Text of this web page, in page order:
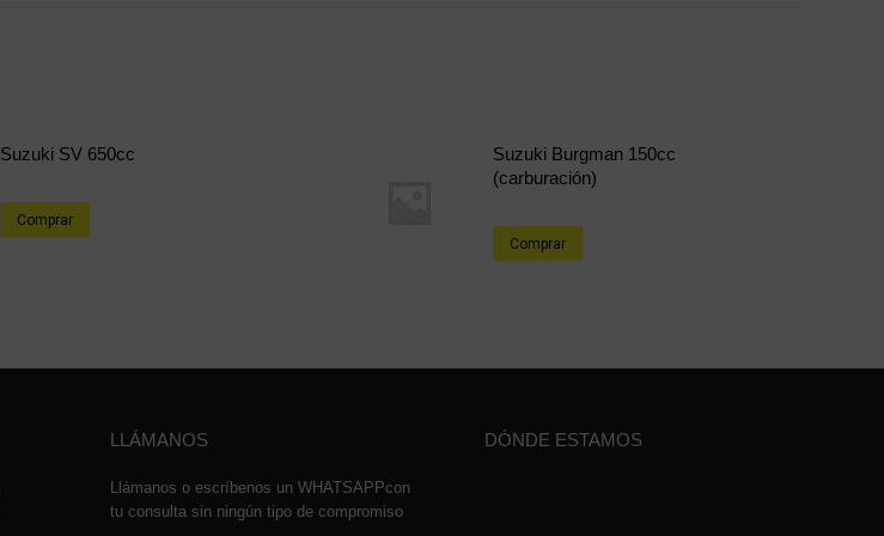
Suzuki SV 650cc
Comprar
Suzuki Burgman 150cc
(carburación)
Comprar
LLÁMANOS
Llámanos o escríbenos un WHATSAPPcon
tu consulta sin ningún tipo de compromiso
DÓNDE ESTAMOS